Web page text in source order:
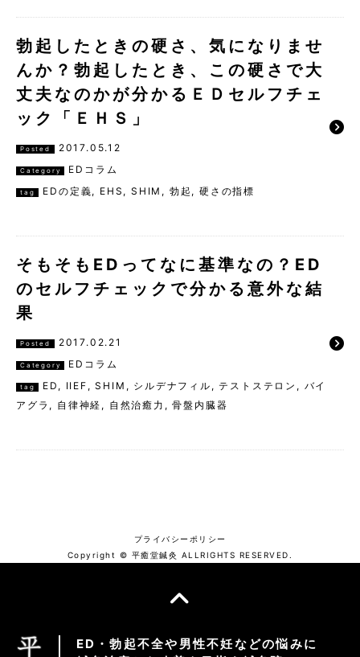
勃起したときの硬さ、気になりませ
んか？勃起したとき、この硬さで大
丈夫なのかが分かるＥＤセルフチェ
ック「ＥＨＳ」
Posted 2017.05.12
Category EDコラム
tag EDの定義, EHS ,SHIM , 勃起 ,硬さの指標
そもそもEDってなに基準なの？ED
のセルフチェックで分かる意外な結
果
Posted 2017.02.21
Category EDコラム
tag ED , IIEF ,SHIM , シルデナフィル ,テストステロン , バイ
アグラ , 自律神経 , 自然治癒力 ,骨盤内臓器
プライバシーポリシー
Copyright © 平癒堂鍼灸 ALLRIGHTS RESERVED.
ED・勃起不全や男性不妊などの悩みに